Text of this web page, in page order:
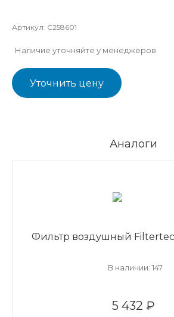
Артикул: C258601
Наличие уточняйте у менеджеров
Уточнить цену
Аналоги
Фильтр воздушный
В наличии: 147
5 432 ₽